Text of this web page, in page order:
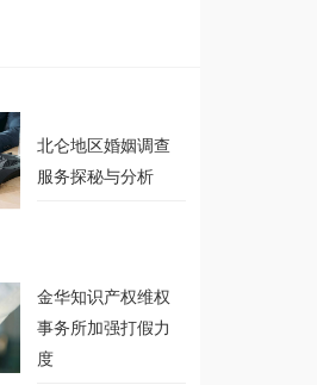
北仑地区婚姻调查
服务探秘与分析
金华知识产权维权
事务所加强打假力
度